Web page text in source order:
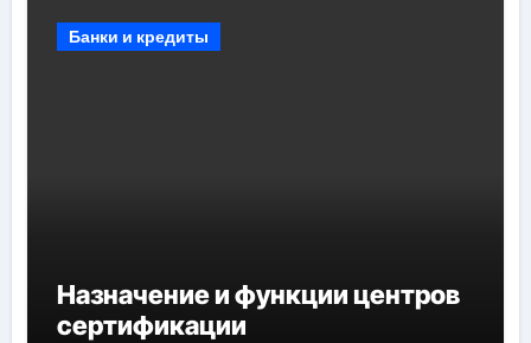
Банки и кредиты
Назначение и функции центров
сертификации